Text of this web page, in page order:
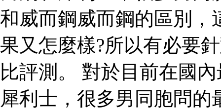
和威而鋼威而鋼的區別，
果又怎麼樣?所以有必要
比評測。 對於目前在國
犀利士，很多男同胞問